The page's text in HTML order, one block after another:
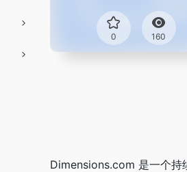
0 160
Dimensions.com 是一个持